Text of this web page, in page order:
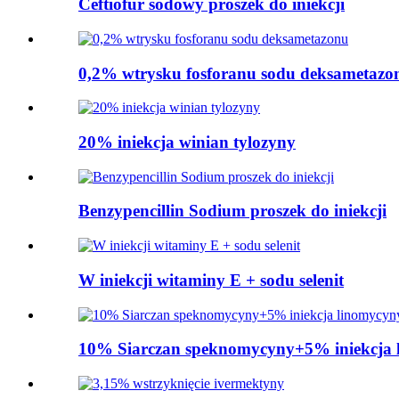
Ceftiofur sodowy proszek do iniekcji
0,2% wtrysku fosforanu sodu
20% iniekcja winian tylozyny
Benzypencillin Sodium proszek do iniekcji
W iniekcji witaminy E + sodu selenit
10% Siarczan speknomycyny+5%